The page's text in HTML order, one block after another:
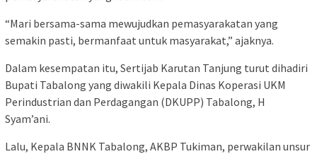
“Mari bersama-sama mewujudkan pemasyarakatan yang
semakin pasti, bermanfaat untuk masyarakat,” ajaknya.
Dalam kesempatan itu, Sertijab Karutan Tanjung turut dihadiri
Bupati Tabalong yang diwakili Kepala Dinas Koperasi UKM
Perindustrian dan Perdagangan (DKUPP) Tabalong, H
Syam’ani.
Lalu, Kepala BNNK Tabalong, AKBP Tukiman, perwakilan unsur